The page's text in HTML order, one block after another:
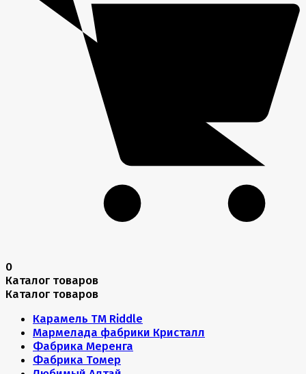
0
Каталог товаров
Каталог товаров
Карамель ТМ Riddle
Мармелада фабрики Кристалл
Фабрика Меренга
Фабрика Томер